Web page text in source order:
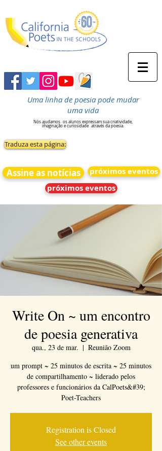
Uma linha de poesia pode mudar
uma vida
Nós ajudamos os alunos expressam sua criatividade,
imaginação e curiosidade através da poesia.
Traduza esta página:
Assine as notícias
próximos eventos
próximos eventos
Write On ~ um encontro
de poesia generativa
qua., 23 de mar.
  |
Reunião Zoom
um prompt ~ 25 minutos de escrita ~ 25 minutos
de compartilhamento ~ liderado pelos
professores e funcionários da CalPoets&#39;
Poet-Teachers
Registration is Closed
See other events